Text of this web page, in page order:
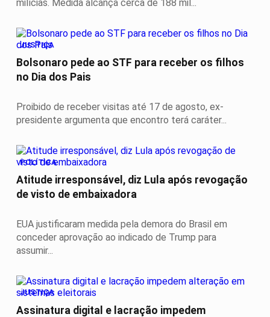
milícias. Medida alcança cerca de 188 mil...
JUSTIÇA
Bolsonaro pede ao STF para receber os filhos
no Dia dos Pais
Proibido de receber visitas até 17 de agosto, ex-
presidente argumenta que encontro terá caráter...
POLÍTICA
Atitude irresponsável, diz Lula após revogação
de visto de embaixadora
EUA justificaram medida pela demora do Brasil em
conceder aprovação ao indicado de Trump para
assumir...
JUSTIÇA
Assinatura digital e lacração impedem